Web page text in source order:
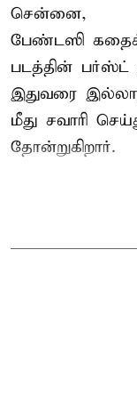
சென்னை,
பேண்டஸி
படத்தின்
இதுவரை
மீது சவாரி
தோன்றுகிறார்.